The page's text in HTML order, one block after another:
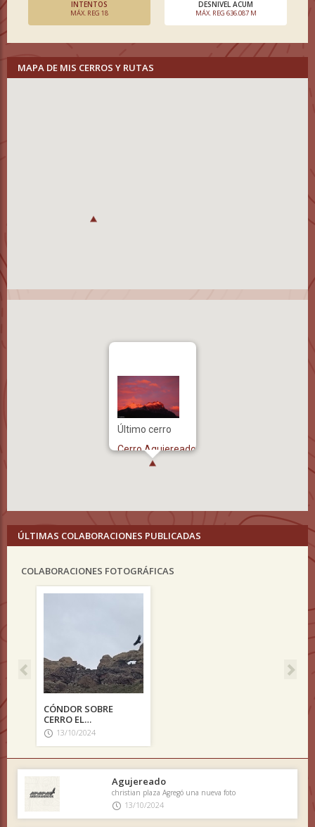
INTENTOS
MÁX. REG 18
DESNIVEL ACUM
MÁX. REG 636.087 M
MAPA DE MIS CERROS Y RUTAS
Último cerro
Cerro Agujereado
ÚLTIMAS COLABORACIONES PUBLICADAS
COLABORACIONES FOTOGRÁFICAS
CÓNDOR SOBRE
CERRO EL
AGUJEREADO
13/10/2024
Previous
Agujereado
christian plaza Agregó una nueva foto
13/10/2024